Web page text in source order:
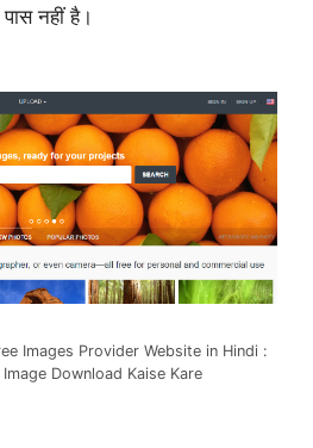
नहीं है।
Images Provider Website in Hindi :
Download Kaise Kare